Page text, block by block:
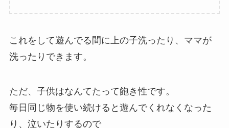
これをして遊んでる間に上の子洗ったり、ママが
洗ったりできます。
ただ、子供はなんてたって飽き性です。
毎日同じ物を使い続けると遊んでくれなくなった
り、泣いたりするので